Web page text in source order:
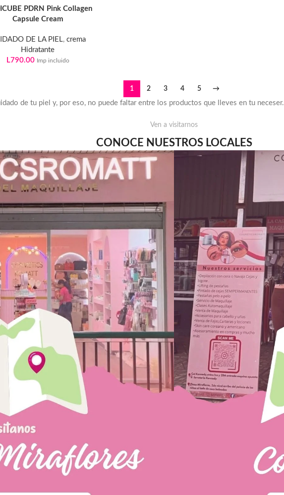
PDRN Pink Collagen
Capsule Cream
DE LA PIEL,crema
Hidratante
L790.00 Imp incluido
1 2 3 4 5 →
de tu piel y, por eso, no puede faltar entre los productos que lleves en tu neceser.
Ven a visitarnos
CONOCE NUESTROS LOCALES